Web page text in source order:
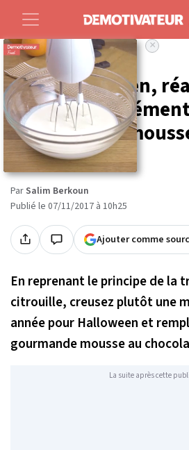
Accueil Recettes
Pour Halloween,
terrifiantes
fourrées à la
chocolat !
ParSalim Berkoun
Publié le 07/11/2017 à 10h25
Ajouter comme
×
En reprenant le principe de la
citrouille, creusez plutôt une
année pour Halloween et
gourmande mousse au
La suite après cette